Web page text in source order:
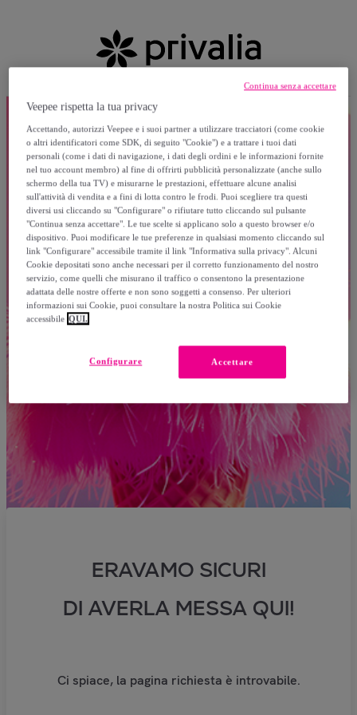
ERAVAMO SICURI
DI AVERLA MESSA QUI!
Ci spiace, la pagina richiesta è introvabile.
Veepee rispetta la tua privacy
Accettando, autorizzi Veepee e i suoi partner a utilizzare tracciatori (come cookie
o altri identificatori come SDK, di seguito "Cookie") e a trattare i tuoi dati
personali (come i dati di navigazione, i dati degli ordini e le informazioni fornite
nel tuo account membro) al fine di offrirti pubblicità personalizzate (anche sullo
schermo della tua TV) e misurarne le prestazioni, effettuare alcune analisi
sull'attività di vendita e a fini di lotta contro le frodi. Puoi scegliere tra questi
diversi usi cliccando su "Configurare" o rifiutare tutto cliccando sul pulsante
"Continua senza accettare". Le tue scelte si applicano solo a questo browser e/o
dispositivo. Puoi modificare le tue preferenze in qualsiasi momento cliccando sul
link "Configurare" accessibile tramite il link "Informativa sulla privacy". Alcuni
Cookie depositati sono anche necessari per il corretto funzionamento del nostro
servizio, come quelli che misurano il traffico o consentono la presentazione
adattata delle nostre offerte e non sono soggetti a consenso. Per ulteriori
informazioni sui Cookie, puoi consultare la nostra Politica sui Cookie
accessibile QUI.
Accettare
Configurare
Continua senza accettare